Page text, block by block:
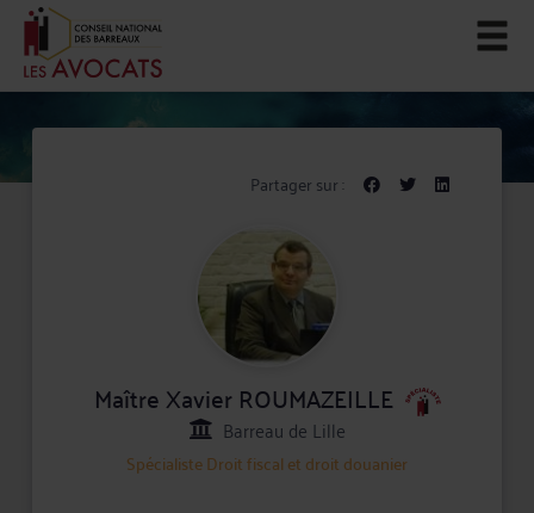
Partager sur :
Maître Xavier ROUMAZEILLE
Barreau de Lille
SpécialisteDroit fiscal et droit douanier